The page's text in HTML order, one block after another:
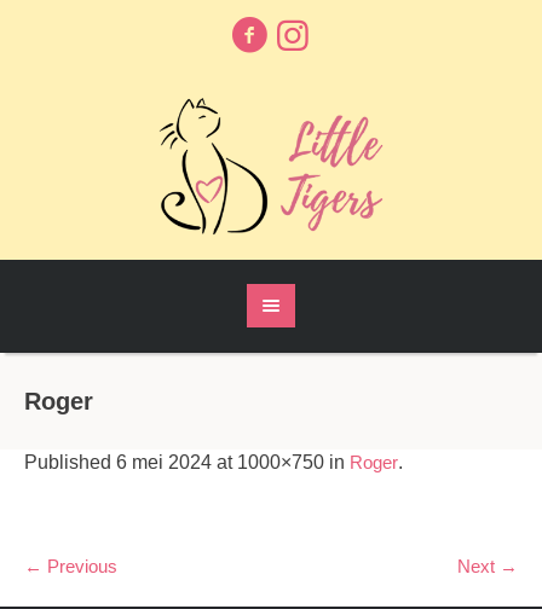
Roger
Published 6 mei 2024 at 1000×750 in Roger.
← Previous Next →